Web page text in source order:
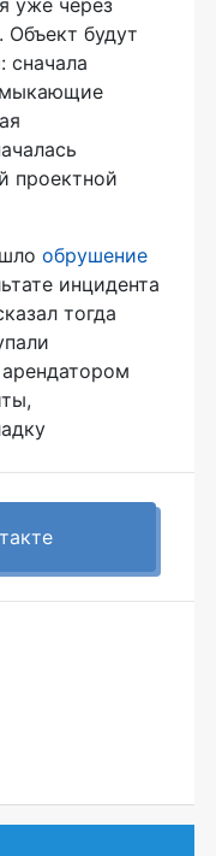
уже через
Объект будут
сначала
проектной
обрушение
инцидента
тогда